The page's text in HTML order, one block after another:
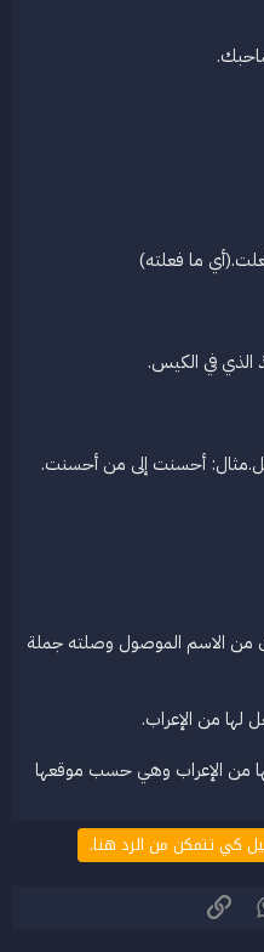
ما فعلته)
في الكيس.
أحسنت إلى من أحسنت.
من الاسم الموصول وصلته جملة
من الإعراب وهي حسب موقعها
كي تتمكن من الرد هنا.
WhatsApp
الرابط